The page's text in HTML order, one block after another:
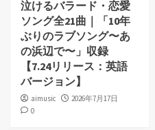
泣けるバラード・恋愛
ソング全21曲｜「10年
ぶりのラブソング〜あ
の浜辺で〜」収録
【7.24リリース：英語
バージョン】
aimusic
2026年7月17日
0